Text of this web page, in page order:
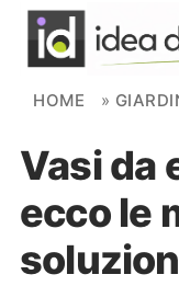
Skip to content
NOVITÀ
AMBIENTI
FAI DA TE
HOME »
Vasi da
ecco le